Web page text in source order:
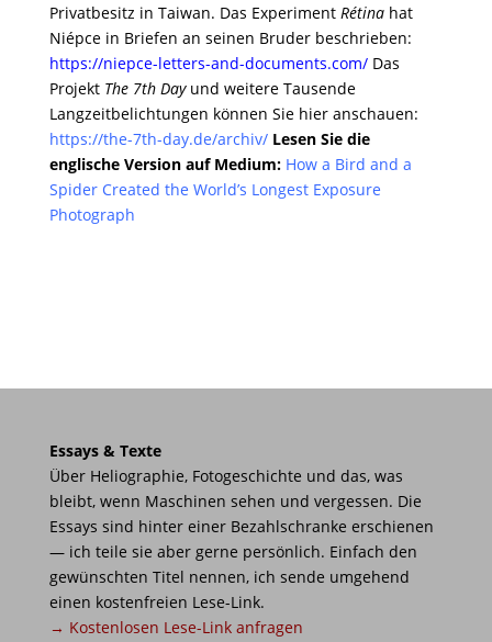
Privatbesitz in Taiwan. Das Experiment Rétinahat
Niépce in Briefen an seinen Bruder beschrieben:
https://niepce-letters-and-documents.com/Das
Projekt The 7th Dayund weitere Tausende
Langzeitbelichtungen können Sie hier anschauen:
https://the-7th-day.de/archiv/ Lesen Sie die
englische Version auf Medium: How a Bird and a
Spider Created the World’s Longest Exposure
Photograph
Essays & Texte
Über Heliographie, Fotogeschichte und das, was
bleibt, wenn Maschinen sehen und vergessen. Die
Essays sind hinter einer Bezahlschranke erschienen
— ich teile sie aber gerne persönlich. Einfach den
gewünschten Titel nennen, ich sende umgehend
einen kostenfreien Lese-Link.
→ Kostenlosen Lese-Link anfragen